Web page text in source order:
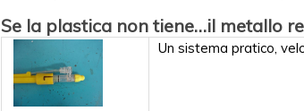
Se la plastica non tiene…il metallo
Un sistema pratico,